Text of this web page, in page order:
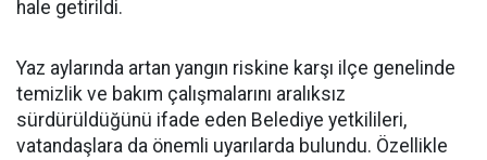
hale getirildi.
Yaz aylarında artan yangın riskine karşı ilçe genelinde
temizlik ve bakım çalışmalarını aralıksız
sürdürüldüğünü ifade eden Belediye yetkilileri,
vatandaşlara da önemli uyarılarda bulundu. Özellikle